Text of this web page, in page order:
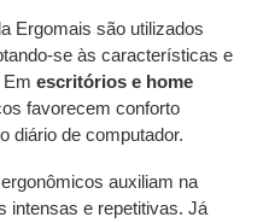
Ergomais são utilizados
se às características e
Em escritórios e home
favorecem conforto
diário de computador.
auxiliam na
intensas e repetitivas. Já